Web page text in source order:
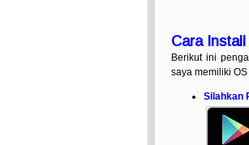
Cara
Berikut ini
saya memiliki OS
Silahkan